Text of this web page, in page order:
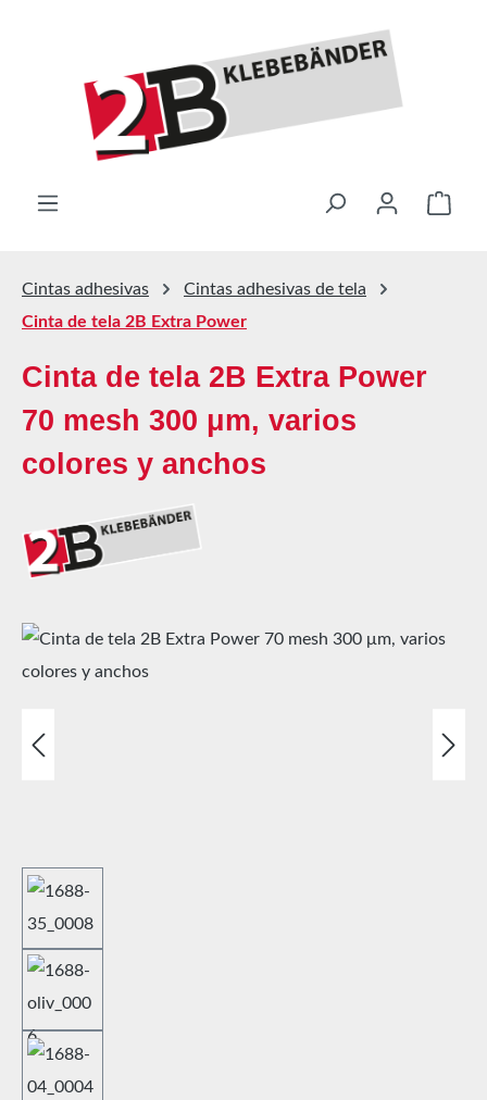
El
Cintas adhesivas
Cintas adhesivas de tela
Cinta de tela 2B Extra Power
Cinta de tela 2B Extra Power
70 mesh 300 μm, varios
colores y anchos
Omitir galería de imágenes